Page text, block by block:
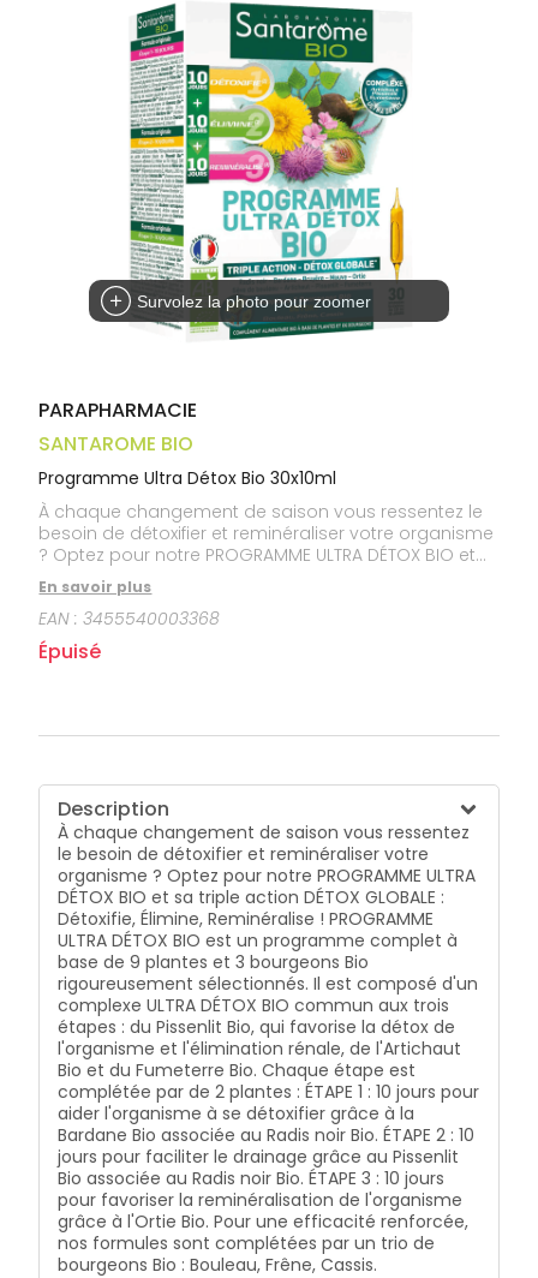
pharmacie
alimentaires
Dispositifs
médicaux
CHEVEUX
Cheveux
Corps
Homme
Solaire
Visage
VOTRE
APPLICATION
DE SANTÉ
Survolez la photo pour zoomer
PARAPHARMACIE
SANTAROME BIO
Programme Ultra Détox Bio 30x10ml
À chaque changement de saison vous ressentez le
besoin de détoxifier et reminéraliser votre organisme
? Optez pour notre PROGRAMME ULTRA DÉTOX BIO et
sa triple action DÉTOX GLOBALE : Détoxifie, Élimine,
Reminéralise ! PROGRAMME ULTRA DÉTOX BIO est un
programme complet à base de 9 plantes et 3
bourgeons Bio rigoureusement sélectionnés. Il est
composé d'un complexe ULTRA DÉTOX BIO commun
Bio associée au Radis noir Bio. ÉTAPE 2 : 10 jours pour
faciliter le drainage grâce au Pissenlit Bio associée
au Radis noir Bio. ÉTAPE 3 : 10 jours pour favoriser la
reminéralisation de l'organisme grâce à l'Ortie Bio.
Pour une efficacité renforcée, nos formules sont
complétées par un trio de bourgeons Bio : Bouleau,
Frêne, Cassis.
En savoir plus
EAN :3455540003368
Épuisé
Description
À chaque changement de saison vous ressentez
le besoin de détoxifier et reminéraliser votre
organisme ? Optez pour notre PROGRAMME ULTRA
DÉTOX BIO et sa triple action DÉTOX GLOBALE :
Détoxifie, Élimine, Reminéralise ! PROGRAMME
ULTRA DÉTOX BIO est un programme complet à
base de 9 plantes et 3 bourgeons Bio
rigoureusement sélectionnés. Il est composé d'un
complexe ULTRA DÉTOX BIO commun aux trois
étapes : du Pissenlit Bio, qui favorise la détox de
l'organisme et l'élimination rénale, de l'Artichaut
Bio et du Fumeterre Bio. Chaque étape est
complétée par de 2 plantes : ÉTAPE 1 : 10 jours pour
aider l'organisme à se détoxifier grâce à la
Bardane Bio associée au Radis noir Bio. ÉTAPE 2 : 10
jours pour faciliter le drainage grâce au Pissenlit
Bio associée au Radis noir Bio. ÉTAPE 3 : 10 jours
pour favoriser la reminéralisation de l'organisme
grâce à l'Ortie Bio. Pour une efficacité renforcée,
nos formules sont complétées par un trio de
bourgeons Bio : Bouleau, Frêne, Cassis.